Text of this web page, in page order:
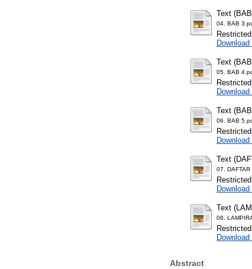
Text
04. BAB
Text
05. BAB
Text
06. BAB
Text
07.
Text
08.
Abstract